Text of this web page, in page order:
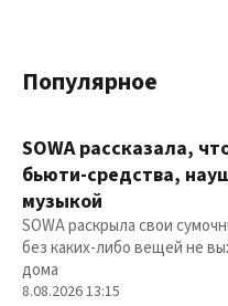
Популярное
SOWA рассказала,
бьюти-средства,
музыкой
SOWA раскрыла свои
без каких-либо вещей не
дома
8.08.2026 13:15